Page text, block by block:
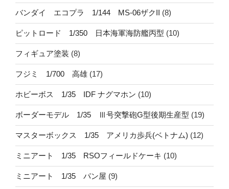
バンダイ エコプラ 1/144 MS-06ザクII (8)
ピットロード 1/350 日本海軍海防艦丙型 (10)
フィギュア塗装 (8)
フジミ 1/700 高雄 (17)
ホビーボス 1/35 IDF ナグマホン (10)
ボーダーモデル 1/35 Ⅲ号突撃砲G型後期生産型 (19)
マスターボックス 1/35 アメリカ歩兵(ベトナム) (12)
ミニアート 1/35 RSOフィールドケーキ (10)
ミニアート 1/35 パン屋 (9)